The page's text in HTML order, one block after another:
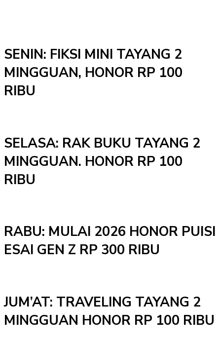
SENIN: FIKSI MINI TAYANG 2
MINGGUAN, HONOR RP 100
RIBU
SELASA: RAK BUKU TAYANG 2
MINGGUAN. HONOR RP 100
RIBU
RABU: MULAI 2026 HONOR PUISI
ESAI GEN Z RP 300 RIBU
JUM’AT: TRAVELING TAYANG 2
MINGGUAN HONOR RP 100 RIBU